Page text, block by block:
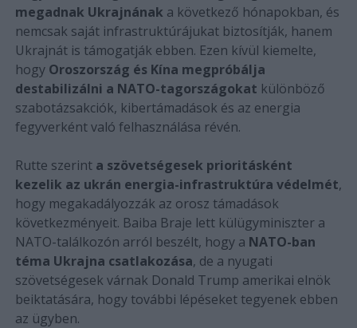
megadnak Ukrajnának a következő hónapokban, és
nemcsak saját infrastruktúrájukat biztosítják, hanem
Ukrajnát is támogatják ebben. Ezen kívül kiemelte,
hogy Oroszország és Kína megpróbálja
destabilizálni a NATO-tagországokat különböző
szabotázsakciók, kibertámadások és az energia
fegyverként való felhasználása révén.
Rutte szerint a szövetségesek prioritásként
kezelik az ukrán energia-infrastruktúra védelmét,
hogy megakadályozzák az orosz támadások
következményeit. Baiba Braje lett külügyminiszter a
NATO-találkozón arról beszélt, hogy a NATO-ban
téma Ukrajna csatlakozása, de a nyugati
szövetségesek várnak Donald Trump amerikai elnök
beiktatására, hogy további lépéseket tegyenek ebben
az ügyben.